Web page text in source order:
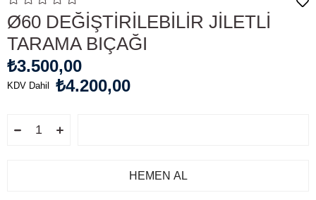
Ø60 DEĞİŞTİRİLEBİLİR JİLETLİ
TARAMA BIÇAĞI
₺3.500,00
KDV Dahil ₺4.200,00